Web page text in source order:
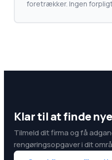
foretrækker. Ingen
Klar til at finde
Tilmeld dit firma og få
rengøringsopgaver i dit